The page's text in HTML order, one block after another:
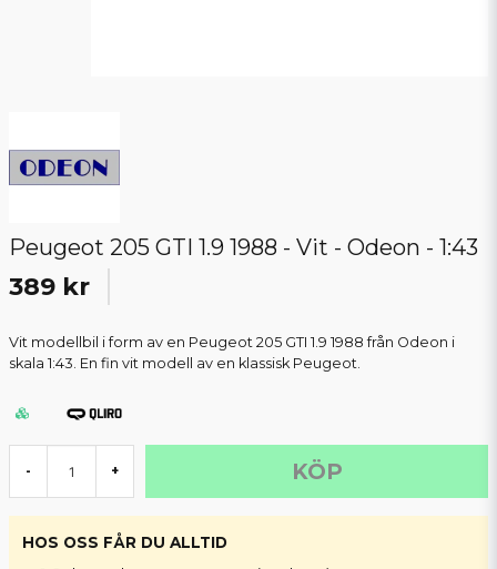
Peugeot 205 GTI 1.9 1988 - Vit - Odeon - 1:43
389 kr
Vit modellbil i form av en Peugeot 205 GTI 1.9 1988 från Odeon i
skala 1:43. En fin vit modell av en klassisk Peugeot.
- + KÖP
HOS OSS FÅR DU ALLTID